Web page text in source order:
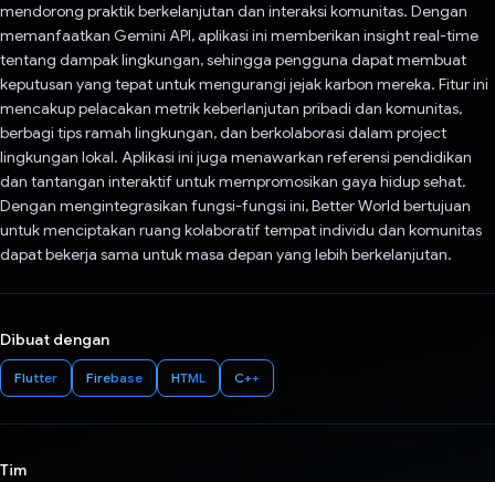
mendorong praktik berkelanjutan dan interaksi komunitas. Dengan
memanfaatkan Gemini API, aplikasi ini memberikan insight real-time
tentang dampak lingkungan, sehingga pengguna dapat membuat
keputusan yang tepat untuk mengurangi jejak karbon mereka. Fitur ini
mencakup pelacakan metrik keberlanjutan pribadi dan komunitas,
berbagi tips ramah lingkungan, dan berkolaborasi dalam project
lingkungan lokal. Aplikasi ini juga menawarkan referensi pendidikan
dan tantangan interaktif untuk mempromosikan gaya hidup sehat.
Dengan mengintegrasikan fungsi-fungsi ini, Better World bertujuan
untuk menciptakan ruang kolaboratif tempat individu dan komunitas
dapat bekerja sama untuk masa depan yang lebih berkelanjutan.
Dibuat dengan
Flutter Firebase HTML C++
Tim